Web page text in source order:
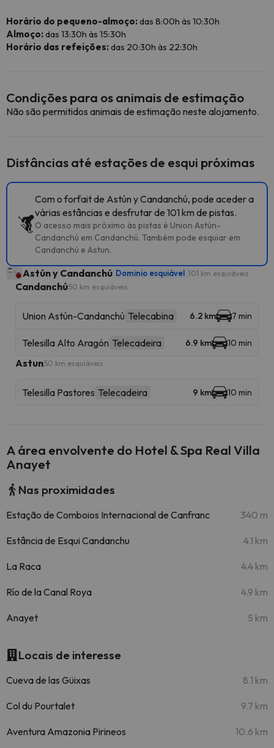
Horário do pequeno-almoço:das 8:00h às 10:30h
Almoço:das 13:30h às 15:30h
Horário das refeições:das 20:30h às 22:30h
Condições para os animais de estimação
Não são permitidos animais de estimação neste alojamento.
Distâncias até estações de esqui próximas
Com o forfait de Astún y Candanchú, pode aceder a
várias estâncias e desfrutar de 101 km de pistas.
O acesso mais próximo às pistas é Union Astún-
Candanchú em Candanchú. Também pode esquiar em
Candanchú e Astun.
Astún y Candanchú Dominio esquiável 101 km esquiáveis
Candanchú50 km esquiáveis
Union Astún-Candanchú Telecabina 6.2 km 7 min
Telesilla Alto Aragón Telecadeira 6.9 km 10 min
Astun50 km esquiáveis
Telesilla Pastores Telecadeira 9 km 10 min
A área envolvente do Hotel & Spa Real Villa
Anayet
Nas proximidades
Estação de Comboios Internacional de Canfranc 340 m
Estância de Esqui Candanchu 4.1 km
La Raca 4.4 km
Río de la Canal Roya 4.9 km
Anayet 5 km
Locais de interesse
Cueva de las Güixas 8.1 km
Col du Pourtalet 9.7 km
Aventura Amazonia Pirineos 10.6 km